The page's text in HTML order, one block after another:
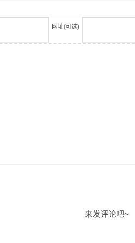
网址(可选)
来发评论吧~